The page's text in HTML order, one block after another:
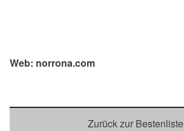
Web: norrona.com
Zurück zur Bestenliste